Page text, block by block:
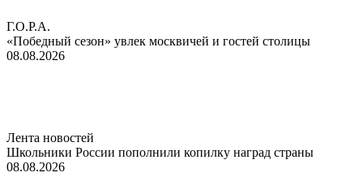
Г.О.Р.А.
«Победный сезон» увлек москвичей и гостей столицы
08.08.2026
Лента новостей
Школьники России пополнили копилку наград страны
08.08.2026